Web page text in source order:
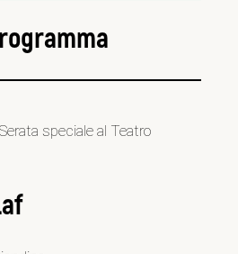
speciale al Teatro